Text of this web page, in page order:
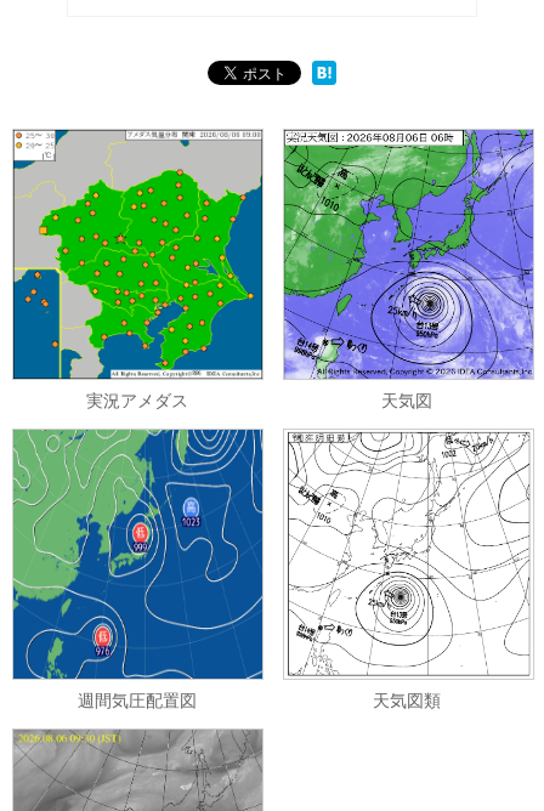
実況アメダス 天気図
週間気圧配置図 天気図類